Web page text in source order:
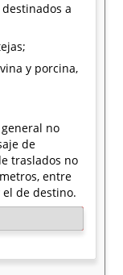
destinados a
y porcina,
no
de
traslados no
entre
de destino.